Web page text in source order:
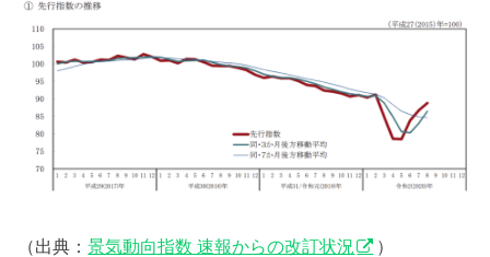
（出典：景気動向指数 速報からの改訂状況 ）